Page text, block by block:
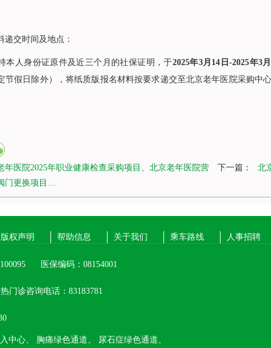
递交时间及地点：
本人身份证原件及近三个月的社保证明，于2025年3月14日-2025年3
节假日除外），将纸质版报名材料按要求递交至北京老年医院采购中
年医院2025年职业健康检查采购项目、北京老年医院营
门更换项目…
下一篇： 北
版权声明 帮助信息 关于我们 乘车路线 人事招聘
医保编码：08154001
门诊咨询电话：83183781
中心、 胸痛绿色通道、 尿石症绿色通道、